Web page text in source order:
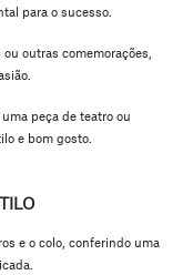
para o sucesso.
outras comemorações,
peça de teatro ou
e bom gosto.
e o colo, conferindo uma